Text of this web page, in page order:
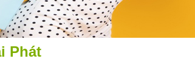
Phát